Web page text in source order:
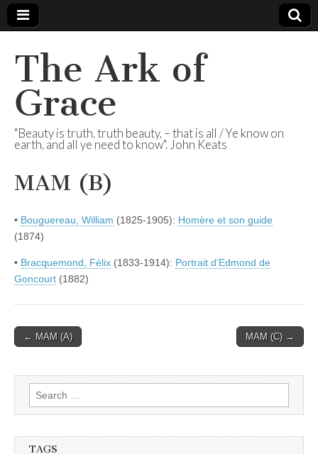
The Ark of
Grace
"Beauty is truth, truth beauty, – that is all / Ye know on
earth, and all ye need to know". John Keats
MAM (B)
• Bouguereau, William (1825-1905): Homère et son guide
(1874)
• Bracquemond, Félix (1833-1914): Portrait d’Edmond de
Goncourt (1882)
Post
← MAM (A) MAM (C) →
Search
for:
TAGS